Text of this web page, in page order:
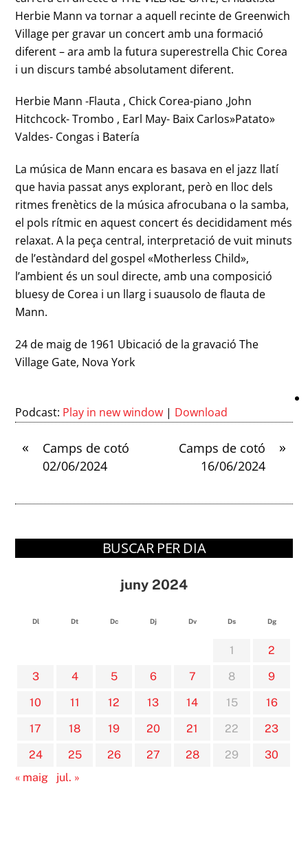
Herbie Mann va tornar a aquell recinte de Greenwich
Village per gravar un concert amb una formació
diferent – ara amb la futura superestrella Chic Corea
i un discurs també absolutament diferent.
Herbie Mann -Flauta , Chick Corea-piano ,John
Hitchcock- Trombo , Earl May- Baix Carlos»Patato»
Valdes- Congas i Batería
La música de Mann encara es basava en el jazz llatí
que havia passat anys explorant, però en lloc dels
ritmes frenètics de la música afrocubana o la samba,
el pols rítmic en aquest concert és decididament més
relaxat. A la peça central, interpretació de vuit minuts
de l’estàndard del gospel «Motherless Child»,
l’ambient és un soul directe, amb una composició
bluesy de Corea i un llarg i suausolo de flauta de
Mann.
24 de maig de 1961 Ubicació de la gravació The
Village Gate, Nova York
Podcast: Play in new window | Download
«
Camps de cotó
02/06/2024
»
Camps de cotó
16/06/2024
BUSCAR PER DIA
juny 2024
Dl Dt Dc Dj Dv Ds Dg
1
2
3
4 5 6 7 8
9
10
11 12 13 14 15
16
17
18 19 20 21 22
23
24
25 26 27 28 29
30
« maig
jul. »